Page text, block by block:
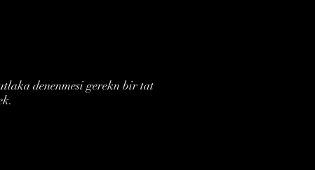
denenmesi gerekn bir tat